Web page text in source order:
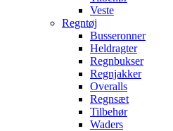
Veste
Regntøj
Busseronner
Heldragter
Regnbukser
Regnjakker
Overalls
Regnsæt
Tilbehør
Waders